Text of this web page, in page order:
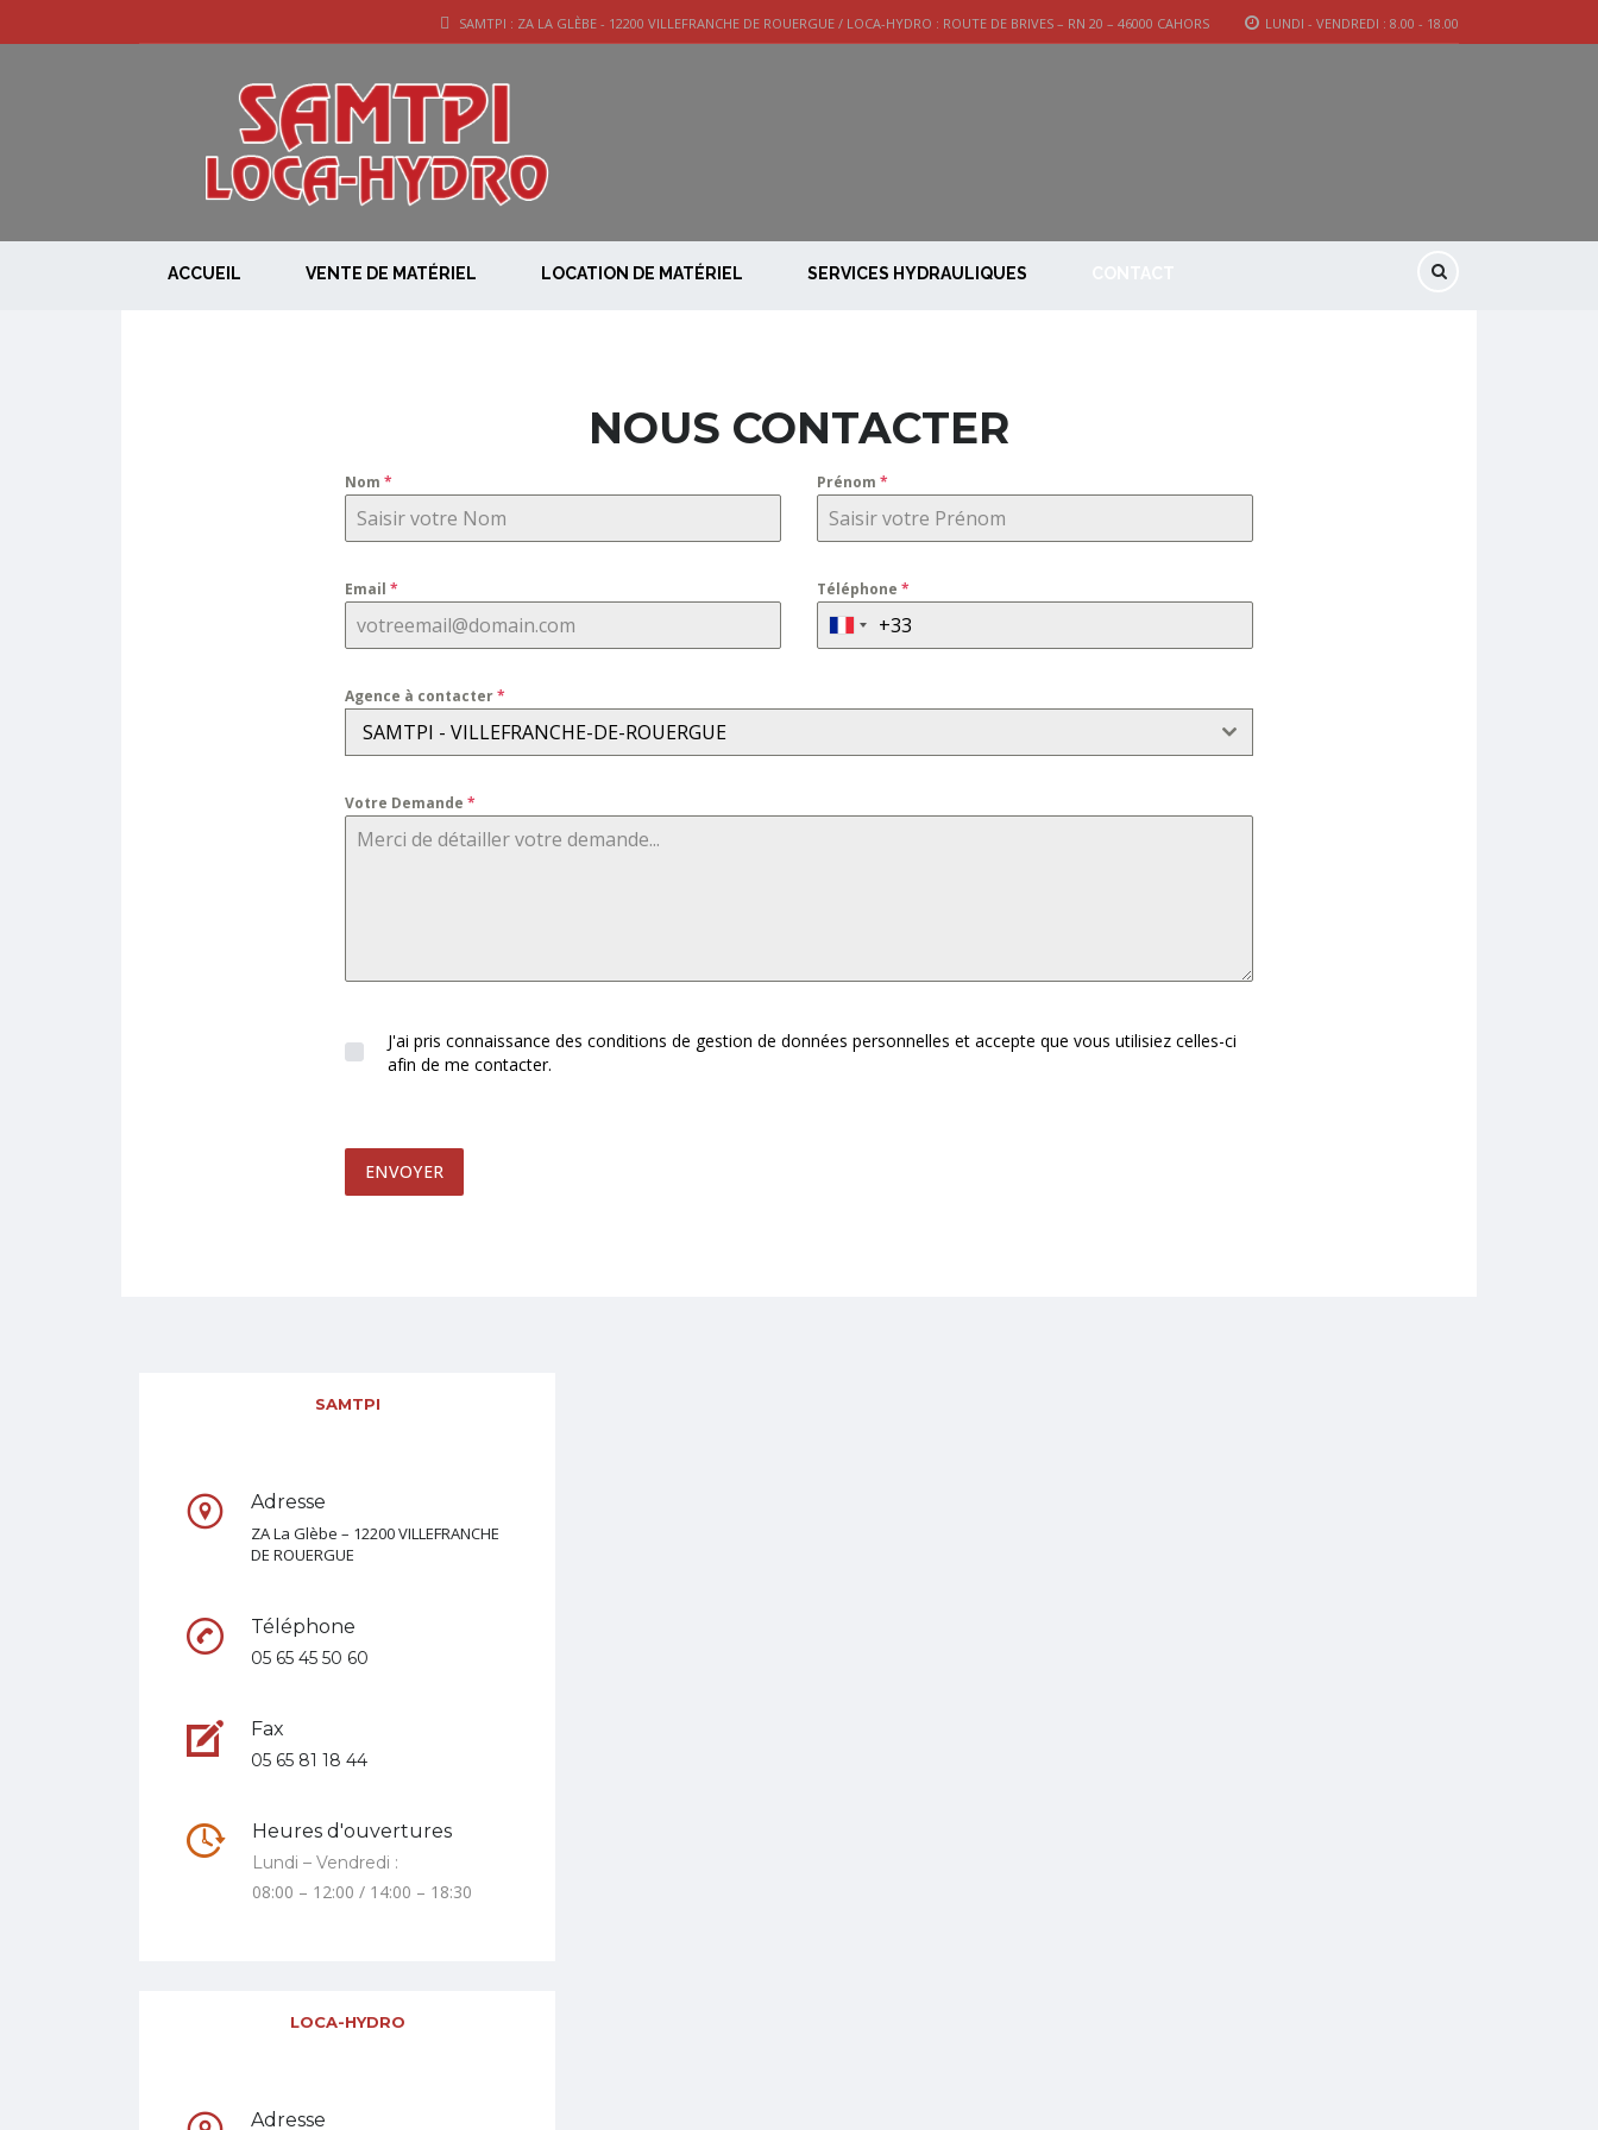
LUNDI - VENDREDI : 8.00 - 18.00
SAMTPI : ZA LA GLÈBE - 12200 VILLEFRANCHE DE ROUERGUE / LOCA-HYDRO : ROUTE DE BRIVES – RN 20 – 46000 CAHORS
ACCUEIL VENTE DE MATÉRIEL LOCATION DE MATÉRIEL SERVICES HYDRAULIQUES
NOUS CONTACTER
Nom* Prénom *
Email* Téléphone *
Agence à contacter*
SAMTPI - VILLEFRANCHE-DE-ROUERGUE
Votre Demande*
J'ai pris connaissance des conditions de gestion de données personnelles et accepte que vous utilisiez celles-ci
afin de me contacter.
ENVOYER
SAMTPI
Adresse
ZA La Glèbe – 12200 VILLEFRANCHE
DE ROUERGUE
Téléphone
05 65 45 50 60
Fax
05 65 81 18 44
Heures d'ouvertures
Lundi – Vendredi :
08:00 – 12:00 / 14:00 – 18:30
LOCA-HYDRO
Adresse